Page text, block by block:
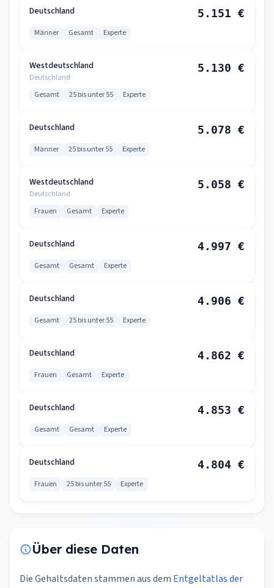
Deutschland 5.151 €
Männer Gesamt Experte
Westdeutschland
Deutschland
5.130 €
Gesamt 25 bis unter 55 Experte
Deutschland 5.078 €
Männer 25 bis unter 55 Experte
Westdeutschland
Deutschland
5.058 €
Frauen Gesamt Experte
Deutschland 4.997 €
Gesamt Gesamt Experte
Deutschland 4.906 €
Gesamt 25 bis unter 55 Experte
Deutschland 4.862 €
Frauen Gesamt Experte
Deutschland 4.853 €
Gesamt Gesamt Experte
Deutschland 4.804 €
Frauen 25 bis unter 55 Experte
Über diese Daten
Die Gehaltsdaten stammen aus dem Entgeltatlas der